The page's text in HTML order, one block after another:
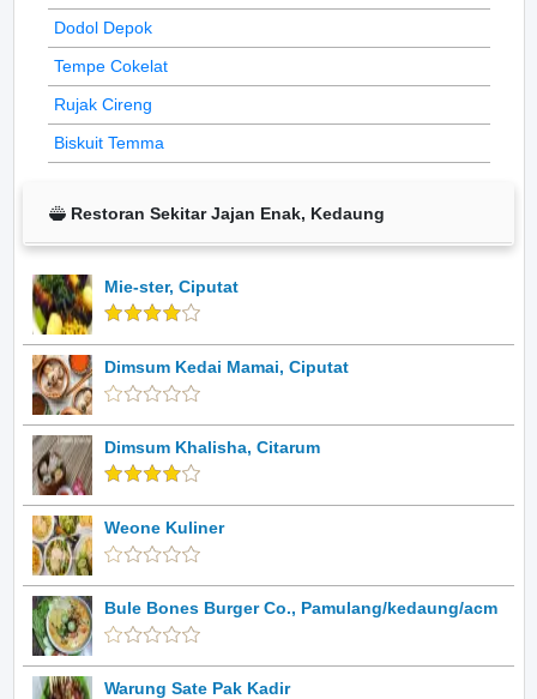
Dodol Depok
Tempe Cokelat
Rujak Cireng
Biskuit Temma
Restoran Sekitar Jajan Enak, Kedaung
Mie-ster, Ciputat
Dimsum Kedai Mamai, Ciputat
Dimsum Khalisha, Citarum
Weone Kuliner
Bule Bones Burger Co., Pamulang/kedaung/acm
Warung Sate Pak Kadir